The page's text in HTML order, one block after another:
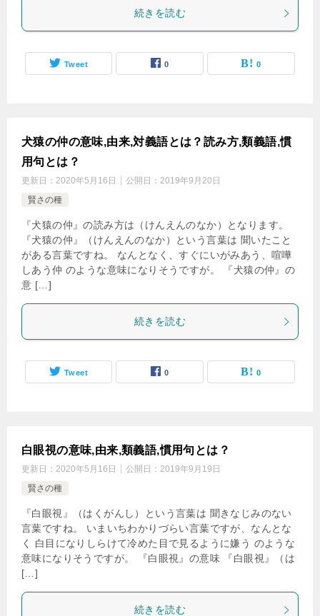
続きを読む
Tweet 0 0
犬猿の仲の意味,由来,対義語とは？読み方,類義語,慣
用句とは？
更新日： 2020年5月16日 公開日： 2019年9月20日
賢さの種
『犬猿の仲』の読み方は（けんえんのなか）となります。
『犬猿の仲』（けんえんのなか）という言葉は 聞いたこと
がある言葉ですね。 なんとなく、すぐにいがみあう、喧嘩
しあう仲 のような意味になりそうですが。 『犬猿の仲』の
意 […]
続きを読む
Tweet 0 0
白眼視の意味,由来,類義語,慣用句とは？
更新日： 2020年5月16日 公開日： 2019年9月19日
賢さの種
『白眼視』（はくがんし）という言葉は 聞きなじみのない
言葉ですね。 いまいちわかりづらい言葉ですが、なんとな
く 白目になりしらけて冷めた目で見るように嫌う のような
意味になりそうですが。 『白眼視』の意味 『白眼視』（は
[…]
続きを読む